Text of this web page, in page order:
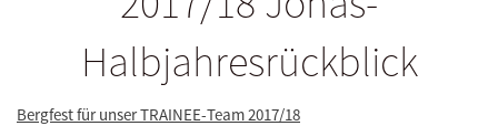
Halbjahresrückblick
Bergfest für unser TRAINEE-Team 2017/18